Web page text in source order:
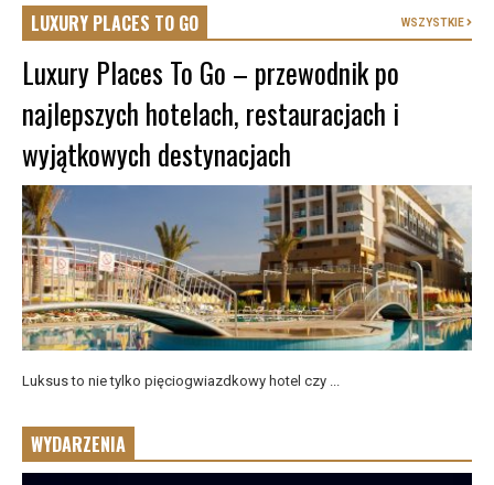
LUXURY PLACES TO GO WSZYSTKIE
Luxury Places To Go – przewodnik po
najlepszych hotelach, restauracjach i
wyjątkowych destynacjach
Luksus to nie tylko pięciogwiazdkowy hotel czy ...
WYDARZENIA